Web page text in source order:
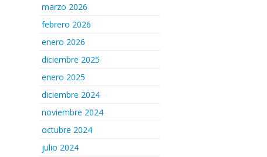
marzo 2026
febrero 2026
enero 2026
diciembre 2025
enero 2025
diciembre 2024
noviembre 2024
octubre 2024
julio 2024